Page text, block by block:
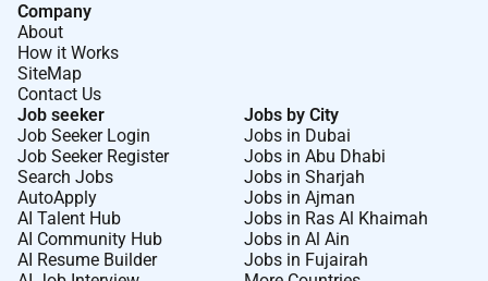
Company
About
How it Works
SiteMap
Contact Us
Job seeker
Job Seeker Login
Job Seeker Register
Search Jobs
AutoApply
AI Talent Hub
AI Community Hub
AI Resume Builder
Jobs by City
Jobs in Dubai
Jobs in Abu Dhabi
Jobs in Sharjah
Jobs in Ajman
Jobs in Ras Al Khaimah
Jobs in Al Ain
Jobs in Fujairah